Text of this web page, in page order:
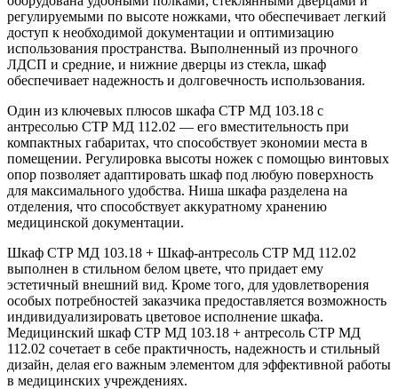
регулируемыми по высоте ножками, что обеспечивает легкий
доступ к необходимой документации и оптимизацию
использования пространства. Выполненный из прочного
ЛДСП и средние, и нижние дверцы из стекла, шкаф
обеспечивает надежность и долговечность использования.
Один из ключевых плюсов шкафа СТР МД 103.18 с
антресолью СТР МД 112.02 — его вместительность при
компактных габаритах, что способствует экономии места в
помещении. Регулировка высоты ножек с помощью винтовых
опор позволяет адаптировать шкаф под любую поверхность
для максимального удобства. Ниша шкафа разделена на
отделения, что способствует аккуратному хранению
медицинской документации.
Шкаф СТР МД 103.18 + Шкаф-антресоль СТР МД 112.02
выполнен в стильном белом цвете, что придает ему
эстетичный внешний вид. Кроме того, для удовлетворения
особых потребностей заказчика предоставляется возможность
индивидуализировать цветовое исполнение шкафа.
Медицинский шкаф СТР МД 103.18 + антресоль СТР МД
112.02 сочетает в себе практичность, надежность и стильный
дизайн, делая его важным элементом для эффективной работы
в медицинских учреждениях.